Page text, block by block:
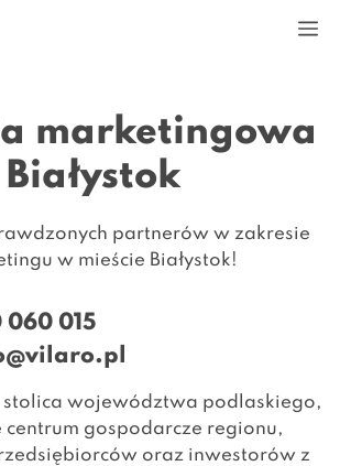
marketingowa
Białystok
partnerów w zakresie
w mieście Białystok!
060 015
stolica województwa podlaskiego,
gospodarcze regionu,
oraz inwestorów z